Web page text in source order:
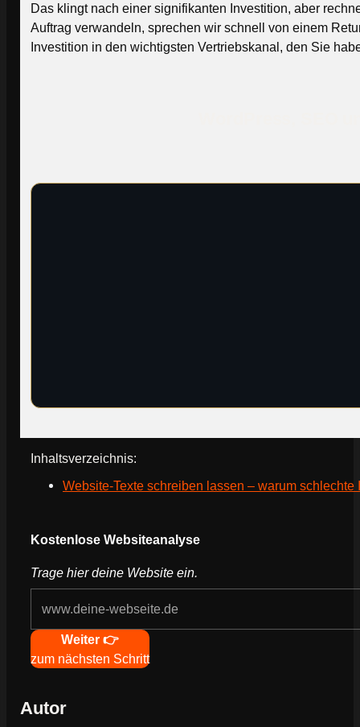
Das klingt nach einer signifikanten Investition, aber
Auftrag verwandeln, sprechen wir schnell von einem
Investition in den wichtigsten Vertriebskanal, den Sie
Inhaltsverzeichnis:
Website-Texte schreiben lassen – warum
Kostenlose Websiteanalyse
Trage hier deine Website ein.
NavigationWeiter 👉
zum nächsten Schritt
Autor